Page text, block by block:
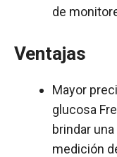
de
Ventajas
Mayor
glucosa
brindar
medición